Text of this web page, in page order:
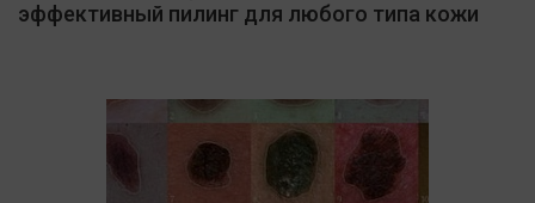
эффективный пилинг для любого типа кожи